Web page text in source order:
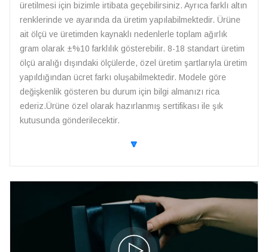
üretilmesi için bizimle irtibata geçebilirsiniz. Ayrıca farklı altın
renklerinde ve ayarında da üretim yapılabilmektedir. Ürüne
ait ölçü ve üretimden kaynaklı nedenlerle toplam ağırlık
gram olarak ±%10 farklılık gösterebilir. 8-18 standart üretim
ölçü aralığı dışındaki ölçülerde, özel üretim şartlarıyla üretim
yapıldığından ücret farkı oluşabilmektedir. Modele göre
değişkenlik gösteren bu durum için bilgi almanızı rica
ederiz.Ürüne özel olarak hazırlanmış sertifikası ile şık
kutusunda gönderilecektir.
🔽